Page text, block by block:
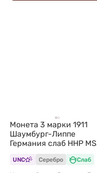
Монета 3 марки 1911
Шаумбург-Липпе
Германия слаб ННР MS
UNC Серебро Слаб